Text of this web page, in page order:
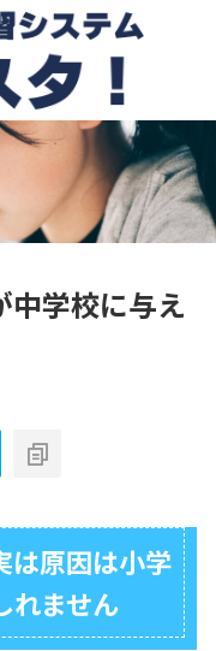
中学校に与え
は原因は小学
れません